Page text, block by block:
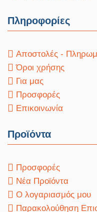
Πληροφορίες
Αποστολές -
Όροι χρήσης
Για μας
Προσφορές
Επικοινωνία
Προϊόντα
Προσφορές
Νέα Προϊόντα
Ο λογαριασμός μου
Παρακολούθηση